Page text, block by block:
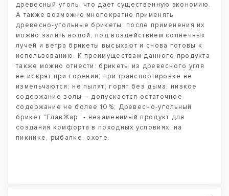
древесный уголь, что дает существенную экономию.
А также возможно многократно применять
древесно-угольные брикеты: после применения их
можно залить водой, под воздействием солнечных
лучей и ветра брикеты высыхают и снова готовы к
использованию. К преимуществам данного продукта
также можно отнести: брикеты из древесного угля
не искрят при горении; при транспортировке не
измельчаются; не пылят; горят без дыма; низкое
содержание золы – допускается остаточное
содержание не более 10%; Древесно-угольный
брикет "ГлавЖар" - незаменимый продукт для
создания комфорта в походных условиях, на
пикнике, рыбалке, охоте.